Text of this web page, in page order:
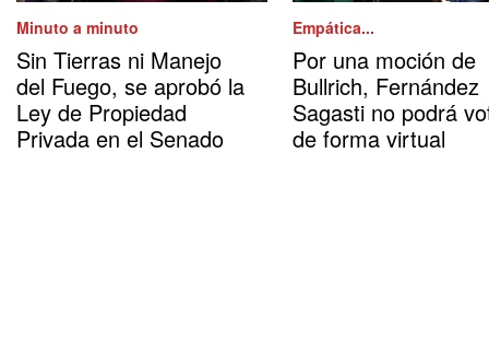
Minuto a minuto
Sin Tierras ni Manejo
del Fuego, se aprobó la
Ley de Propiedad
Privada en el Senado
Empática...
Por una moción de
Bullrich, Fernández
Sagasti no podrá
de forma virtual